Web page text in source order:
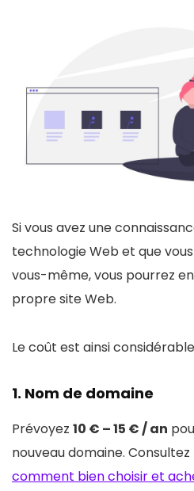
Si vous avez une
technologie Web et que
vous-même, vous pourrez
propre site Web.
Le coût est ainsi
1. Nom de domaine
Prévoyez 10 € – 15 € / an
nouveau domaine.
comment bien choisir et